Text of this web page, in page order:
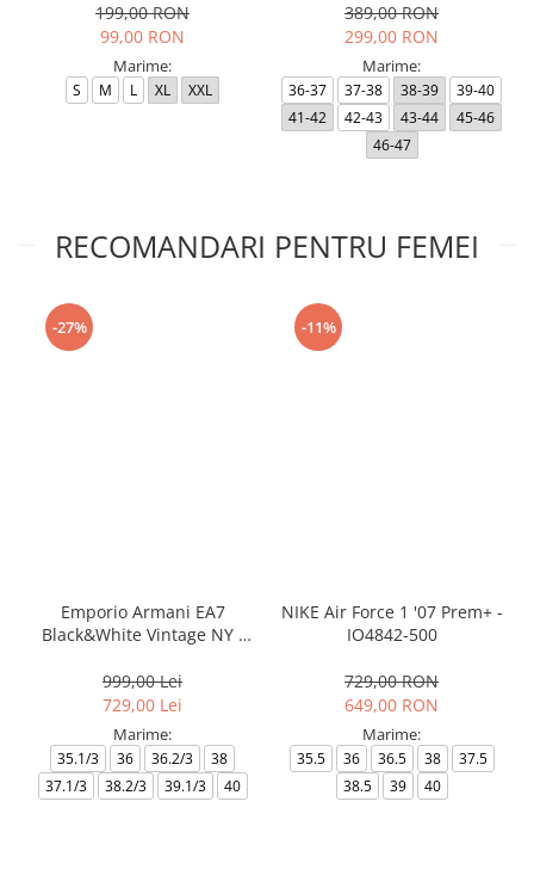
199,00 RON
99,00 RON
Marime:
S M L XL XXL
389,00 RON
299,00 RON
Marime:
36-37 37-38 38-39
39-40
41-42
42-43 43-44
45-46
46-47
RECOMANDARI PENTRU FEMEI
-27%
Emporio Armani EA7
Black&White Vintage NY -
999,00 Lei
729,00 Lei
Marime:
35.1/3 36 36.2/3
38
37.1/3
38.2/3 39.1/3 40
-11%
NIKE Air Force 1 '07 Prem+ -
IO4842-500
729,00 RON
649,00 RON
Marime:
35.5 36 36.5 38
37.5
38.5
39 40